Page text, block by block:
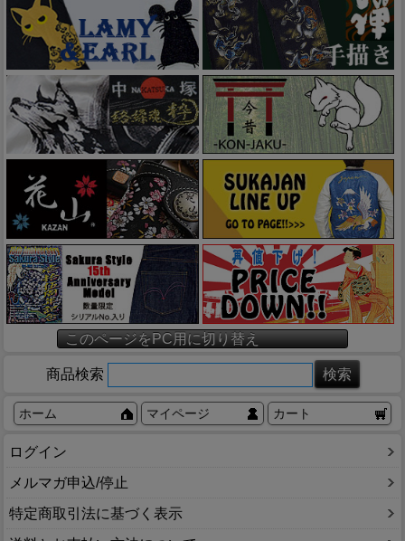
このページをPC用に切り替え
商品検索
ホーム マイページ カート
ログイン
メルマガ申込/停止
特定商取引法に基づく表示